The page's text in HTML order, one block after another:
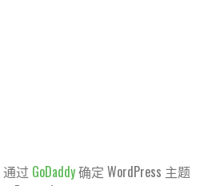
过 GoDaddy确定 WordPress 主题